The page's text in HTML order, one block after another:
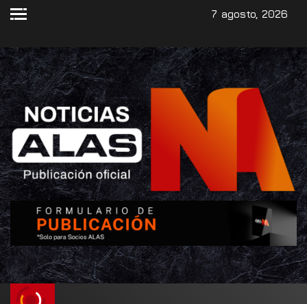
7 agosto, 2026